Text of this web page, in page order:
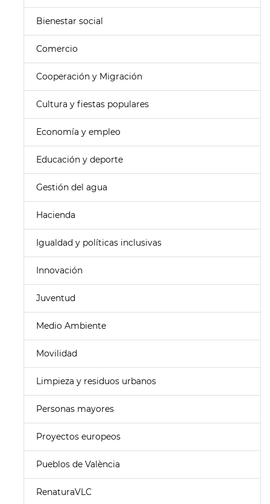
Bienestar social
Comercio
Cooperación y Migración
Cultura y fiestas populares
Economía y empleo
Educación y deporte
Gestión del agua
Hacienda
Igualdad y políticas inclusivas
Innovación
Juventud
Medio Ambiente
Movilidad
Limpieza y residuos urbanos
Personas mayores
Proyectos europeos
Pueblos de València
RenaturaVLC